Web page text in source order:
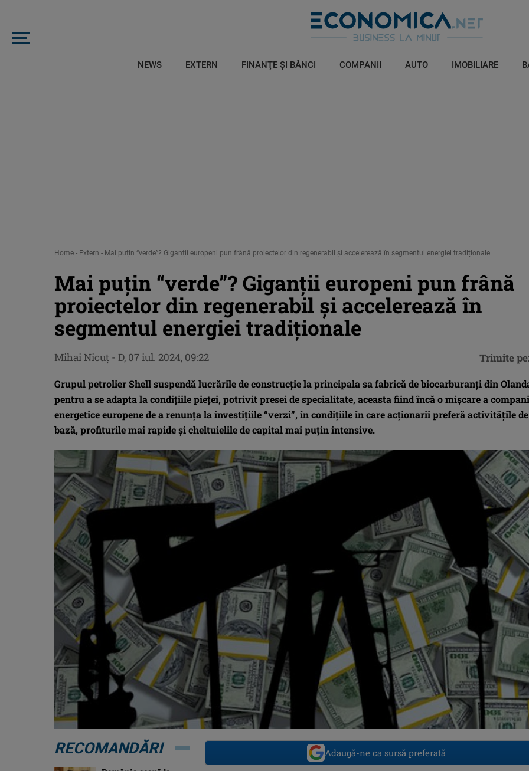
NEWS EXTERN FINANŢE ŞI BĂNCI COMPANII AUTO IMOBILIARE
Home - Extern - Mai puțin “verde”? Giganții europeni pun frână proiectelor din regenerabil și accelerează în segmentul energiei tradiționale
Mai puțin “verde”? Giganții europeni pun frână
proiectelor din regenerabil și accelerează în
segmentul energiei tradiționale
Grupul petrolier Shell suspendă lucrările de construcție la principala sa fabrică de biocarburanți din
pentru a se adapta la condițiile pieței, potrivit presei de specialitate, aceasta fiind încă o mișcare a
energetice europene de a renunța la investițiile “verzi”, în condițiile în care acționarii preferă activitățile de
bază, profiturile mai rapide și cheltuielile de capital mai puțin intensive.
Mihai Nicuţ - D, 07 iul. 2024, 09:22 Trimite pe:
Adaugă-ne ca sursă preferată
RECOMANDĂRI